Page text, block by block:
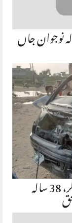
میں فائرنگ، 19 سالہ نوجوان جاں
اٹک: ریت سے بھرے ڈمپر کی ٹکر، 38 سالہ